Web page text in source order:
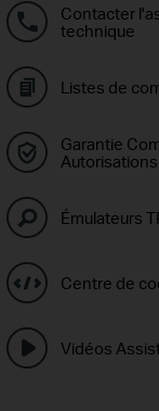
Contacter
technique
Listes de
Garantie
Émulateurs
Centre de
Vidéos